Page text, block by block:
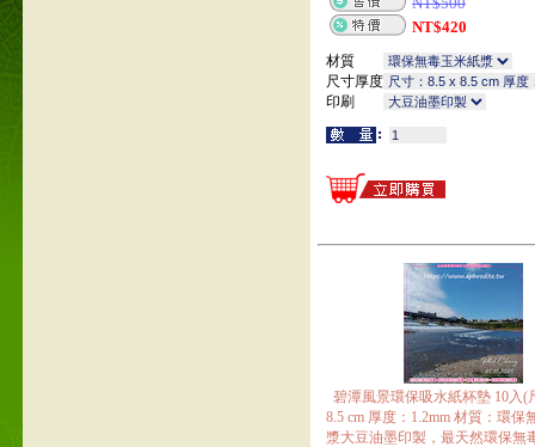
NT$420
材質
尺寸厚度
印刷
碧潭風景環保吸水紙杯墊 10入(
8.5 cm 厚度：1.2mm 材質：環保
漿大豆油墨印製，最天然環保無